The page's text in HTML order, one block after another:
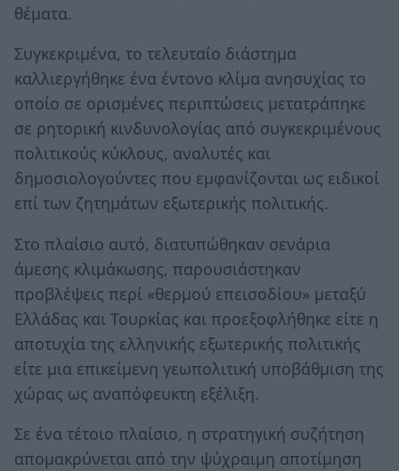
θέματα.
Συγκεκριμένα, το τελευταίο διάστημα
καλλιεργήθηκε ένα έντονο κλίμα ανησυχίας το
οποίο σε ορισμένες περιπτώσεις μετατράπηκε
σε ρητορική κινδυνολογίας από συγκεκριμένους
πολιτικούς κύκλους, αναλυτές και
δημοσιολογούντες που εμφανίζονται ως ειδικοί
επί των ζητημάτων εξωτερικής πολιτικής.
Στο πλαίσιο αυτό, διατυπώθηκαν σενάρια
άμεσης κλιμάκωσης, παρουσιάστηκαν
προβλέψεις περί «θερμού επεισοδίου» μεταξύ
Ελλάδας και Τουρκίας και προεξοφλήθηκε είτε η
αποτυχία της ελληνικής εξωτερικής πολιτικής
είτε μια επικείμενη γεωπολιτική υποβάθμιση της
χώρας ως αναπόφευκτη εξέλιξη.
Σε ένα τέτοιο πλαίσιο, η στρατηγική συζήτηση
απομακρύνεται από την ψύχραιμη αποτίμηση